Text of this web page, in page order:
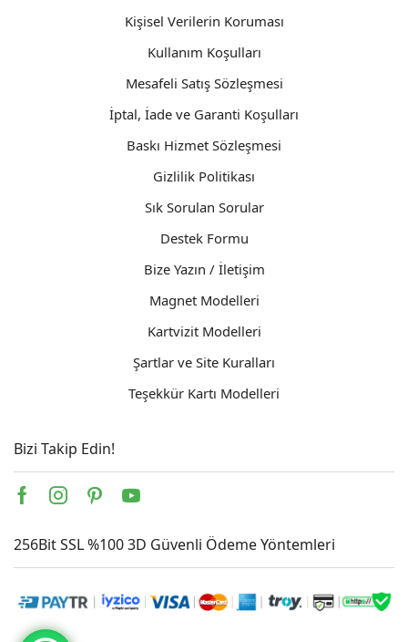
Kişisel Verilerin Koruması
Kullanım Koşulları
Mesafeli Satış Sözleşmesi
İptal, İade ve Garanti Koşulları
Baskı Hizmet Sözleşmesi
Gizlilik Politikası
Sık Sorulan Sorular
Destek Formu
Bize Yazın / İletişim
Magnet Modelleri
Kartvizit Modelleri
Şartlar ve Site Kuralları
Teşekkür Kartı Modelleri
Bizi Takip Edin!
Facebook
Instagram
PinterestYoutube
256Bit SSL %100 3D Güvenli Ödeme Yöntemleri